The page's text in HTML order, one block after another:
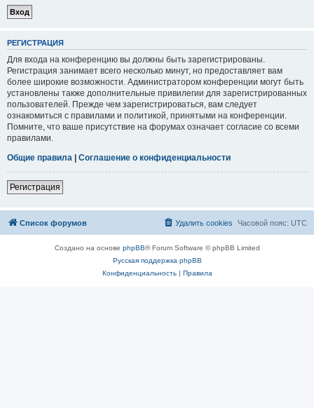
РЕГИСТРАЦИЯ
Для входа на конференцию вы должны быть зарегистрированы.
Регистрация занимает всего несколько минут, но предоставляет вам
более широкие возможности. Администратором конференции могут быть
установлены также дополнительные привилегии для зарегистрированных
пользователей. Прежде чем зарегистрироваться, вам следует
ознакомиться с правилами и политикой, принятыми на конференции.
Помните, что ваше присутствие на форумах означает согласие со всеми
правилами.
Общие правила | Соглашение о конфиденциальности
Регистрация
Список форумов Часовой пояс: UTC
Удалить cookies
Создано на основе phpBB® Forum Software © phpBB Limited
Русская поддержка phpBB
Конфиденциальность| Правила